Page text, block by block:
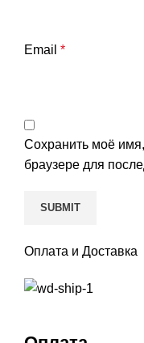
Email *
Сохранить моё
браузере для
Оплата и Доставка